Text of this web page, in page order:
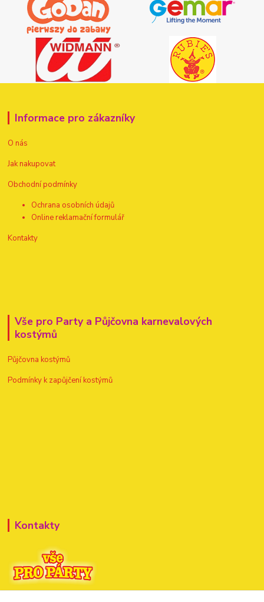
Informace pro zákazníky
O nás
Jak nakupovat
Obchodní podmínky
Ochrana osobních údajů
Online reklamační formulář
Kontakty
Vše pro Party a Půjčovna karnevalových
kostýmů
Půjčovna kostýmů
Podmínky k zapůjčení kostýmů
Kontakty